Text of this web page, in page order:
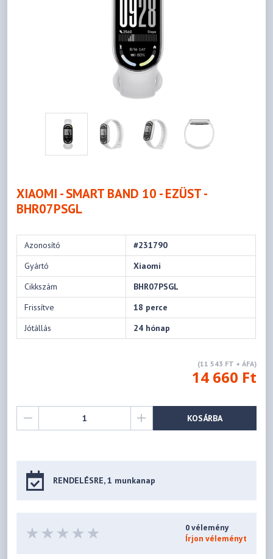
XIAOMI - SMART BAND 10 - EZÜST -
BHR07PSGL
Azonosító
#231790
Gyártó
Xiaomi
Cikkszám
BHR07PSGL
Frissítve
18 perce
Jótállás
24 hónap
(11 543 FT + ÁFA)
14 660 Ft
KOSÁRBA
RENDELÉSRE, 1 munkanap
0 vélemény
Írjon véleményt